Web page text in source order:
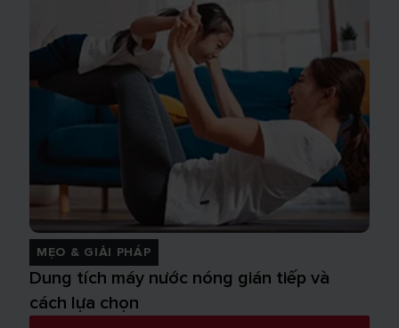
MẸO & GIẢI PHÁP
Dung tích máy nước nóng gián tiếp và
cách lựa chọn